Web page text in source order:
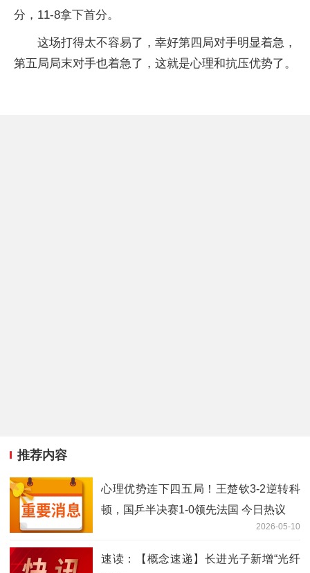
分，11-8拿下首分。
这场打得太不容易了，幸好第四局对手明显着急，
第五局局末对手也着急了，这就是心理和抗压优势了。
推荐内容
心理优势连下四五局！王楚钦3-2逆转科
顿，国乒半决赛1-0领先法国 今日热议
2026-05-10
速读：【概念速递】长进光子新增“光纤